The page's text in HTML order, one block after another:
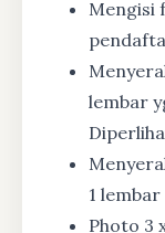
Mengisi
lembar
1 lembar
Photo 3